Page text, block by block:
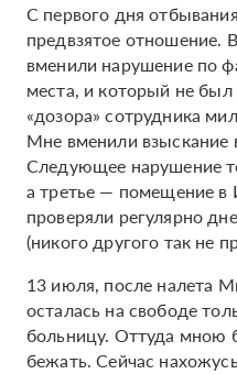
С первого дня
предвзятое отношение.
вменили нарушение по
места, и который не
«дозора» сотрудника
Мне вменили взыскание
Следующее нарушение
а третье — помещение
проверяли регулярно
(никого другого так не
13 июля, после налета
осталась на свободе
больницу. Оттуда мною
бежать. Сейчас